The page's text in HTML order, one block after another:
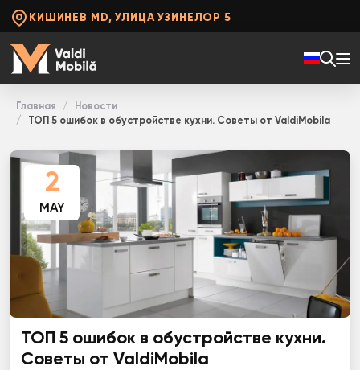
КИШИНЕВ MD, УЛИЦА УЗИНЕЛОР 5
Главная
Новости
ТОП 5 ошибок в обустройстве кухни. Советы от ValdiMobila
2
MAY
ТОП 5 ошибок в обустройстве кухни.
Советы от ValdiMobila